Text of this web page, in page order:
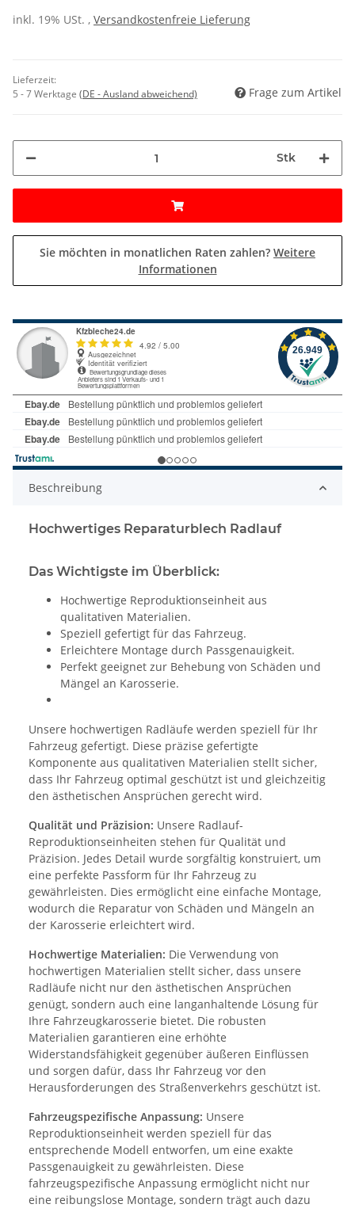
inkl. 19% USt. , Versandkostenfreie Lieferung
Lieferzeit:
5 - 7 Werktage (DE - Ausland abweichend) Frage zum Artikel
Stk
Sie möchten in monatlichen Raten zahlen? Weitere
Informationen
Beschreibung
Hochwertiges Reparaturblech Radlauf
Das Wichtigste im Überblick:
Hochwertige Reproduktionseinheit aus
qualitativen Materialien.
Speziell gefertigt für das Fahrzeug.
Erleichtere Montage durch Passgenauigkeit.
Perfekt geeignet zur Behebung von Schäden und
Mängel an Karosserie.
Unsere hochwertigen Radläufe werden speziell für Ihr
Fahrzeug gefertigt. Diese präzise gefertigte
Komponente aus qualitativen Materialien stellt sicher,
dass Ihr Fahrzeug optimal geschützt ist und gleichzeitig
den ästhetischen Ansprüchen gerecht wird.
Qualität und Präzision: Unsere Radlauf-
Reproduktionseinheiten stehen für Qualität und
Präzision. Jedes Detail wurde sorgfältig konstruiert, um
eine perfekte Passform für Ihr Fahrzeug zu
gewährleisten. Dies ermöglicht eine einfache Montage,
wodurch die Reparatur von Schäden und Mängeln an
der Karosserie erleichtert wird.
Hochwertige Materialien: Die Verwendung von
hochwertigen Materialien stellt sicher, dass unsere
Radläufe nicht nur den ästhetischen Ansprüchen
genügt, sondern auch eine langanhaltende Lösung für
Ihre Fahrzeugkarosserie bietet. Die robusten
Materialien garantieren eine erhöhte
Widerstandsfähigkeit gegenüber äußeren Einflüssen
und sorgen dafür, dass Ihr Fahrzeug vor den
Herausforderungen des Straßenverkehrs geschützt ist.
Fahrzeugspezifische Anpassung: Unsere
Reproduktionseinheit werden speziell für das
entsprechende Modell entworfen, um eine exakte
Passgenauigkeit zu gewährleisten. Diese
fahrzeugspezifische Anpassung ermöglicht nicht nur
eine reibungslose Montage, sondern trägt auch dazu